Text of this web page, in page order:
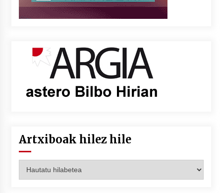
Artxiboak hilez hile
hilez